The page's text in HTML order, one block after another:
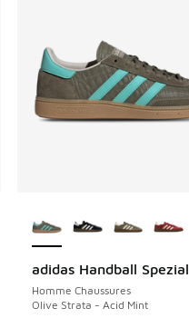
adidas Handball Spezial
Homme Chaussures
Olive Strata - Acid Mint
NOUVEAU